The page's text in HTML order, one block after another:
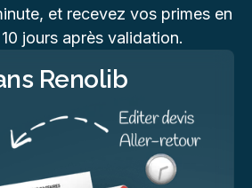
et recevez vos primes en
jours après validation.
Renolib